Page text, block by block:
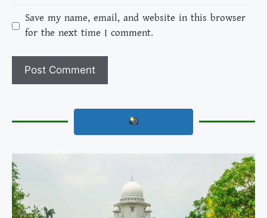
Save my name, email, and website in this browser
for the next time I comment.